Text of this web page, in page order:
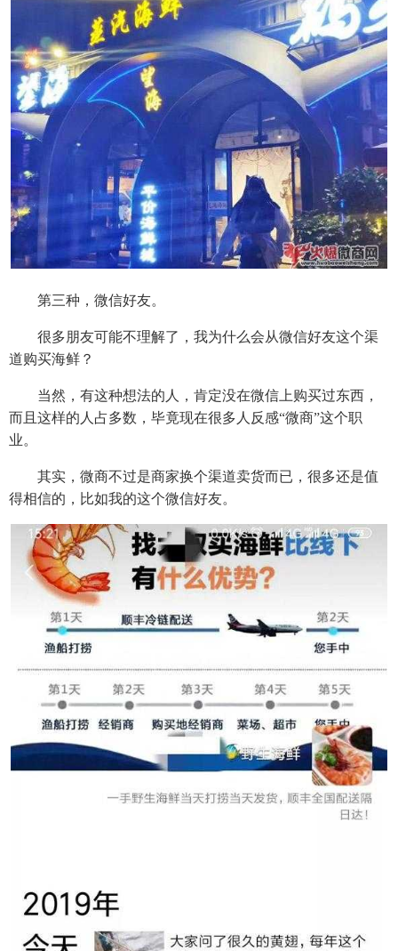
第三种，微信好友。
很多朋友可能不理解了，我为什么会从微信好友这个渠
道购买海鲜？
当然，有这种想法的人，肯定没在微信上购买过东西，
而且这样的人占多数，毕竟现在很多人反感“微商”这个职
业。
其实，微商不过是商家换个渠道卖货而已，很多还是值
得相信的，比如我的这个微信好友。